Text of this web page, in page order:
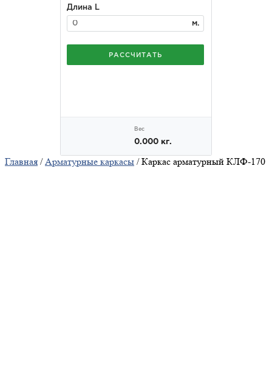
Главная /Арматурные каркасы / Каркас арматурный КЛФ-170